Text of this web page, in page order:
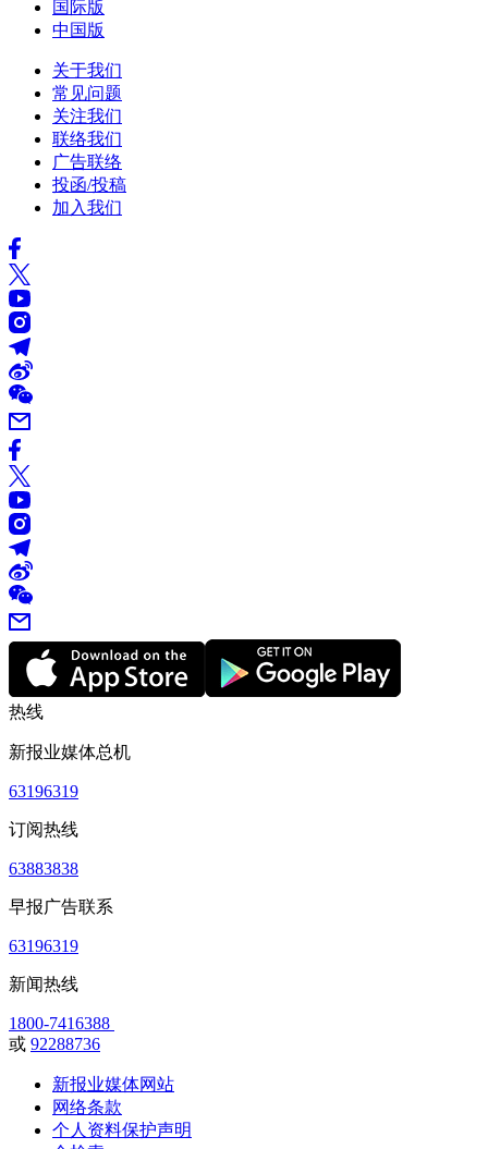
国际版
中国版
关于我们
常见问题
关注我们
联络我们
广告联络
投函/投稿
加入我们
热线
新报业媒体总机
63196319
订阅热线
63883838
早报广告联系
63196319
新闻热线
1800-7416388
或 92288736
新报业媒体网站
网络条款
个人资料保护声明